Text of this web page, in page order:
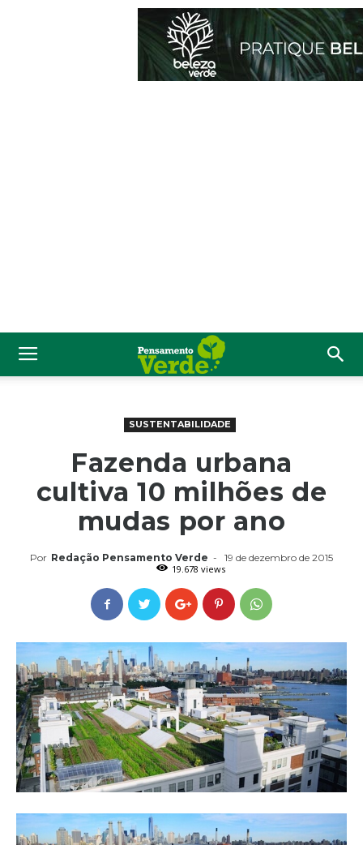
SUSTENTABILIDADE
Fazenda urbana
cultiva 10 milhões de
mudas por ano
Por Redação Pensamento Verde -
19 de dezembro de 2015
19.678 views